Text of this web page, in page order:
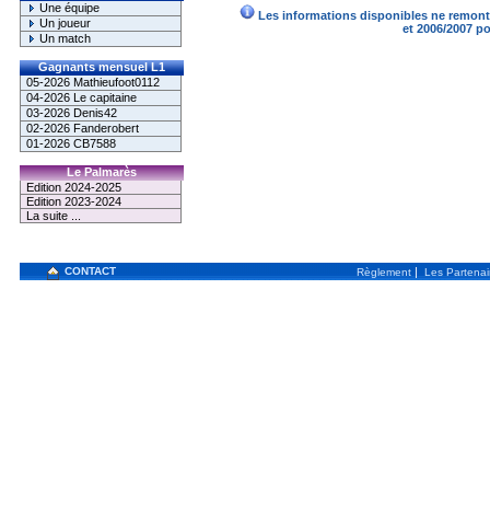
Une équipe
Un joueur
Un match
Gagnants mensuel L1
05-2026 Mathieufoot0112
04-2026 Le capitaine
03-2026 Denis42
02-2026 Fanderobert
01-2026 CB7588
Le Palmarès
Edition 2024-2025
Edition 2023-2024
La suite ...
Les informations disponibles ne
et 2006/2007
CONTACT Règlement | Les